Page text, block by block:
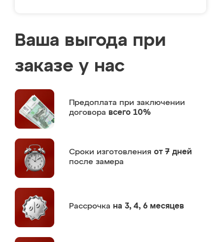
Ваша выгода при
заказе у нас
Предоплата при заключении
договора всего 10%
Сроки изготовления от 7 дней
после замера
Рассрочка на 3, 4, 6 месяцев